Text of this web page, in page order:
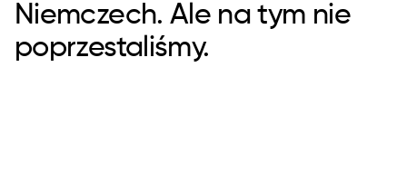
Niemczech. Ale na tym nie
poprzestaliśmy.